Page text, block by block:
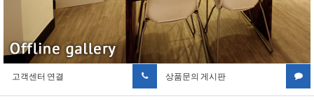
고객센터 연결 상품문의 게시판